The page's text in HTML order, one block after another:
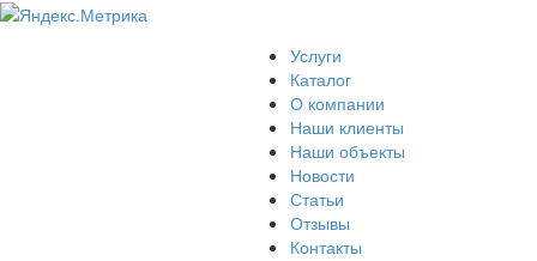
Услуги
Каталог
О компании
Наши клиенты
Наши объекты
Новости
Статьи
Отзывы
Контакты